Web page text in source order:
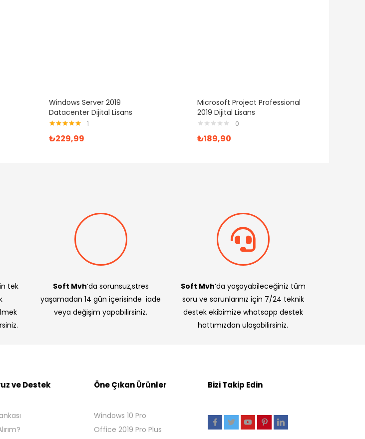
Windows Server 2019
Datacenter Dijital Lisans
5.00oy aldı
1
₺229,99
Microsoft Project Professional
2019 Dijital Lisans
0
₺189,90
tek
Soft Mvh‘da sorunsuz,stres
yaşamadan 14 gün içerisinde iade
veya değişim yapabilirsiniz.
Soft Mvh‘da yaşayabileceğiniz tüm
soru ve sorunlarınız için 7/24 teknik
destek ekibimize whatsapp destek
hattımızdan ulaşabilirsiniz.
ve Destek Öne Çıkan Ürünler
Windows 10 Pro
Office 2019 Pro Plus
Bizi Takip Edin